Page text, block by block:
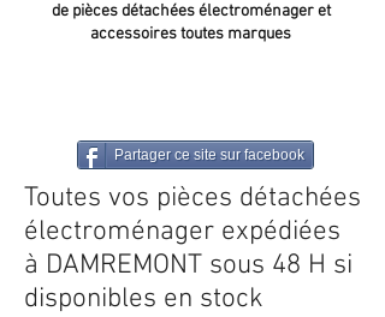
de pièces détachées électroménager et
accessoires toutes marques
Partager ce site sur facebook
Toutes vos pièces détachées
électroménager expédiées
à DAMREMONT sous 48 H si
disponibles en stock